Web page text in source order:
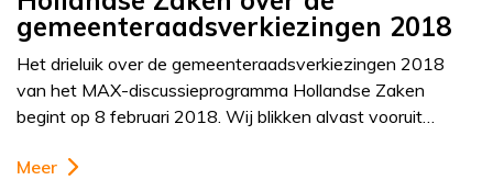
gemeenteraadsverkiezingen 2018
Het drieluik over de gemeenteraadsverkiezingen 2018
van het MAX-discussieprogramma Hollandse Zaken
begint op 8 februari 2018. Wij blikken alvast vooruit…
Meer